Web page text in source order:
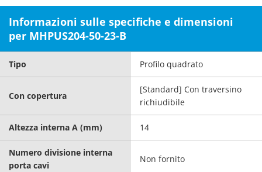
Informazioni sulle specifiche e dimensioni
per MHPUS204-50-23-B
Tipo Profilo quadrato
Con copertura
[Standard] Con traversino
richiudibile
Altezza interna A (mm) 14
Numero divisione interna
porta cavi
Non fornito